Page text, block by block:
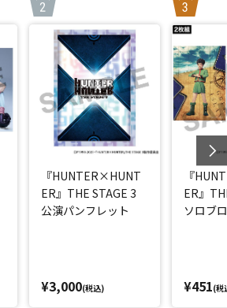
『HUNTER×HUNT
ER』THE STAGE 3
公演パンフレット
¥3,000(税込)
『
ER』
ソロブ
¥451(税